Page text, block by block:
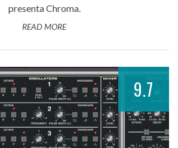
presenta Chroma.
READ MORE
9.7